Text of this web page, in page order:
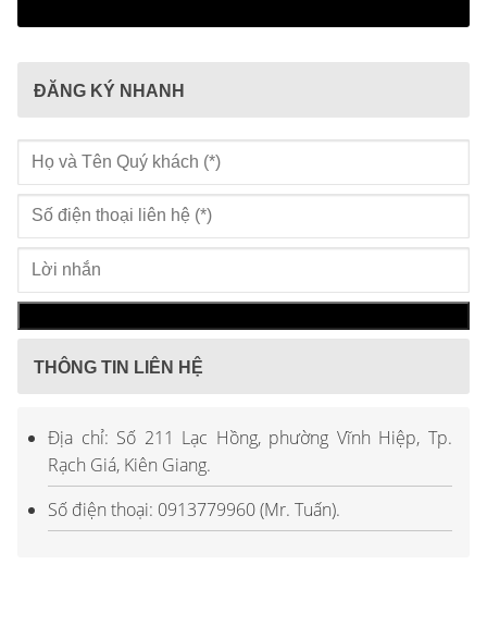
ĐĂNG KÝ NHANH
THÔNG TIN LIÊN HỆ
Địa chỉ: Số 211 Lạc Hồng, phường Vĩnh Hiệp, Tp.
Rạch Giá, Kiên Giang.
Số điện thoại: 0913779960 (Mr. Tuấn).